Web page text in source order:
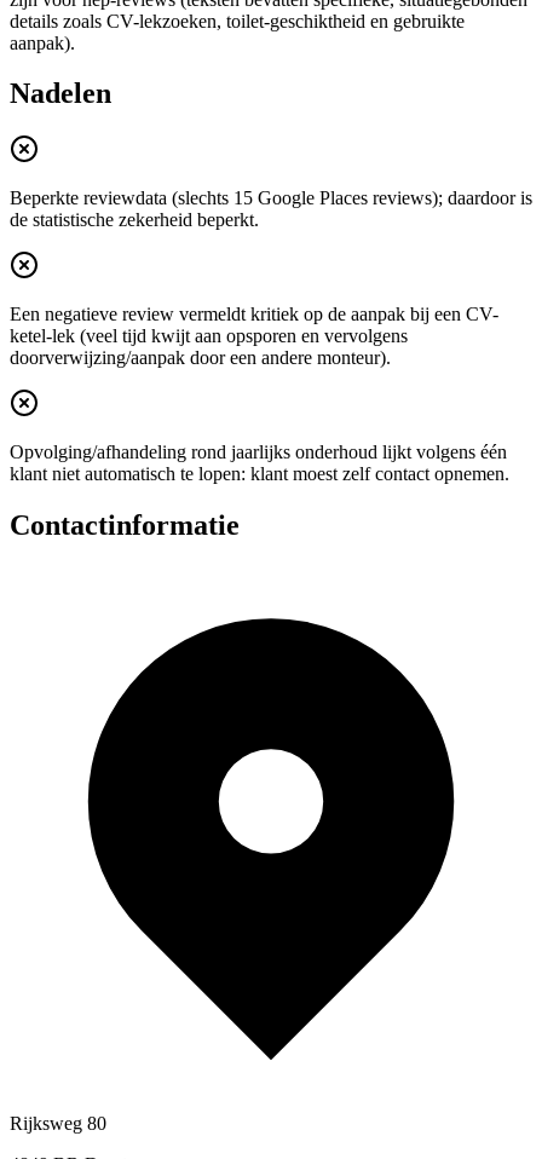
details zoals CV-lekzoeken, toilet-geschiktheid en gebruikte
aanpak).
Nadelen
Beperkte reviewdata (slechts 15 Google Places reviews); daardoor is
de statistische zekerheid beperkt.
Een negatieve review vermeldt kritiek op de aanpak bij een CV-
ketel-lek (veel tijd kwijt aan opsporen en vervolgens
doorverwijzing/aanpak door een andere monteur).
Opvolging/afhandeling rond jaarlijks onderhoud lijkt volgens één
klant niet automatisch te lopen: klant moest zelf contact opnemen.
Contactinformatie
Rijksweg 80